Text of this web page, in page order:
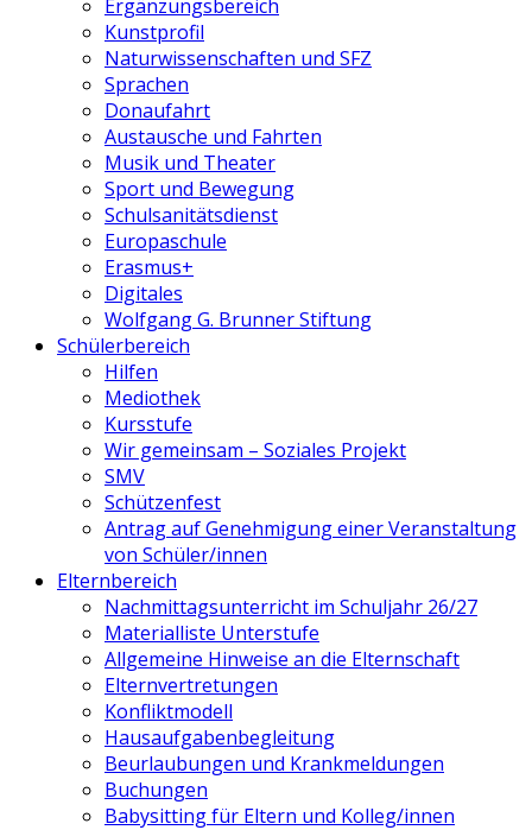
Ergänzungsbereich
Kunstprofil
Naturwissenschaften und SFZ
Sprachen
Donaufahrt
Austausche und Fahrten
Musik und Theater
Sport und Bewegung
Schulsanitätsdienst
Europaschule
Erasmus+
Digitales
Wolfgang G. Brunner Stiftung
Schülerbereich
Hilfen
Mediothek
Kursstufe
Wir gemeinsam – Soziales Projekt
SMV
Schützenfest
Antrag auf Genehmigung einer Veranstaltung
von Schüler/innen
Elternbereich
Nachmittagsunterricht im Schuljahr 26/27
Materialliste Unterstufe
Allgemeine Hinweise an die Elternschaft
Elternvertretungen
Konfliktmodell
Hausaufgabenbegleitung
Beurlaubungen und Krankmeldungen
Buchungen
Babysitting für Eltern und Kolleg/innen